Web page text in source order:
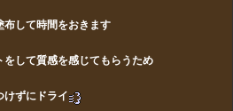
布して時間をおきます
して質感を感じてもらうため
けずにドライ